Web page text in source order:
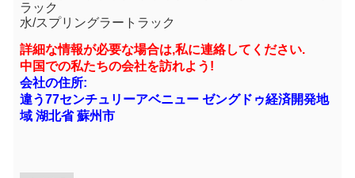
ラック
水/スプリングラートラック
詳細な情報が必要な場合は,私に連絡してください.
中国での私たちの会社を訪れよう!
会社の住所:
違う77センチュリーアベニュー ゼングドゥ経済開発地
域 湖北省 蘇州市